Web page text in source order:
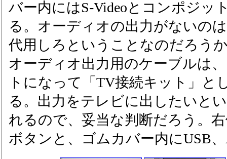
バー内にはS-Videoとコンポジッ
る。オーディオの出力がないの
代用しろということなのだろう
オーディオ出力用のケーブルは
トになって「TV接続キット」と
る。出力をテレビに出したいと
れるので、妥当な判断だろう。
ボタンと、ゴムカバー内にUSB